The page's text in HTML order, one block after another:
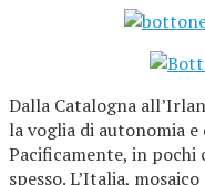
Dalla Catalogna
la voglia di autonomia
Pacificamente, in
spesso. L’Italia,